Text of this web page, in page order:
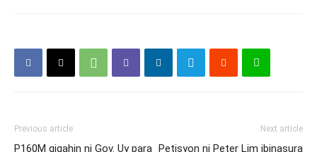
Previous article
P160M gigahin ni Gov. Uy para
Next article
Petisyon ni Peter Lim ibinasura